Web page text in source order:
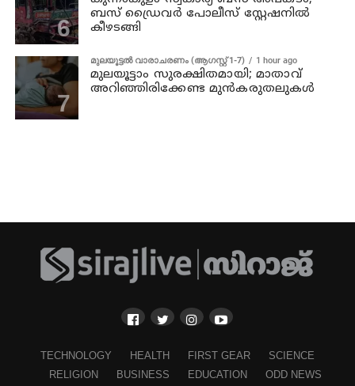
ബസ് ഡ്രൈവര്‍ പോലീസ് സ്റ്റേഷനില്‍
കീഴടങ്ങി
മുലയൂട്ടൽ വാരാചരണം (ആഗസ്റ്റ് 1-7) 1 hour ago
മുലയൂട്ടാം സുരക്ഷിതമായി; മാതാവ്
അറിഞ്ഞിരിക്കേണ്ട മുൻകരുതലുകൾ
TECHNOLOGY HEALTH FIRST GEAR
SCIENCE
RELIGION
BUSINESS EDUCATION ODD NEWS